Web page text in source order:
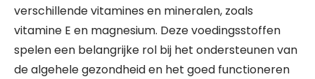
verschillende vitamines en mineralen, zoals
vitamine E en magnesium. Deze voedingsstoffen
spelen een belangrijke rol bij het ondersteunen van
de algehele gezondheid en het goed functioneren